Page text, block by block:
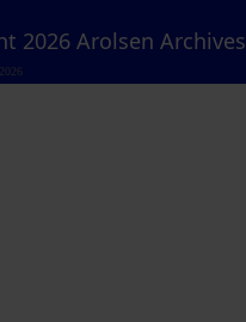
2026 Arolsen Archives